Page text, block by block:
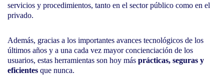
servicios y procedimientos, tanto en el sector público como en el
privado.
Además, gracias a los importantes avances tecnológicos de los
últimos años y a una cada vez mayor concienciación de los
usuarios, estas herramientas son hoy más prácticas, seguras y
eficientes que nunca.